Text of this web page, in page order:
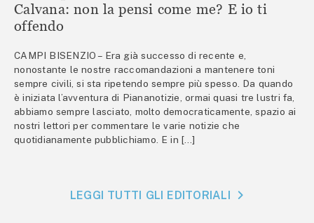
Calvana: non la pensi come me? E io ti
offendo
CAMPI BISENZIO – Era già successo di recente e,
nonostante le nostre raccomandazioni a mantenere toni
sempre civili, si sta ripetendo sempre più spesso. Da quando
è iniziata l’avventura di Piananotizie, ormai quasi tre lustri fa,
abbiamo sempre lasciato, molto democraticamente, spazio ai
nostri lettori per commentare le varie notizie che
quotidianamente pubblichiamo. E in […]
LEGGI TUTTI GLI EDITORIALI